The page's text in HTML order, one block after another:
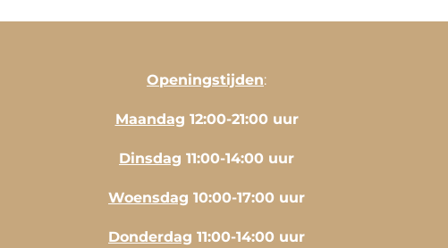
Openingstijden:
Maandag 12:00-21:00 uur
Dinsdag 11:00-14:00 uur
Woensdag 10:00-17:00 uur
Donderdag 11:00-14:00 uur